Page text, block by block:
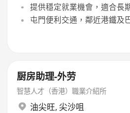
提供穩定就業機會，適合長
屯門便利交通，鄰近港鐵及
厨房助理-外劳
智慧人才（香港）職業介紹所
油尖旺, 尖沙咀